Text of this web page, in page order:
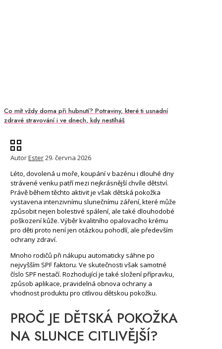
Co mít vždy doma při hubnutí? Potraviny, které ti usnadní
zdravé stravování i ve dnech, kdy nestíháš
AutorEster29. června 2026
Léto, dovolená u moře, koupání v bazénu i dlouhé dny
strávené venku patří mezi nejkrásnější chvíle dětství.
Právě během těchto aktivit je však dětská pokožka
vystavena intenzivnímu slunečnímu záření, které může
způsobit nejen bolestivé spálení, ale také dlouhodobé
poškození kůže. Výběr kvalitního opalovacího krému
pro děti proto není jen otázkou pohodlí, ale především
ochrany zdraví.
Mnoho rodičů při nákupu automaticky sáhne po
nejvyšším SPF faktoru. Ve skutečnosti však samotné
číslo SPF nestačí. Rozhodující je také složení přípravku,
způsob aplikace, pravidelná obnova ochrany a
vhodnost produktu pro citlivou dětskou pokožku.
PROČ JE DĚTSKÁ POKOŽKA
NA SLUNCE CITLIVĚJŠÍ?